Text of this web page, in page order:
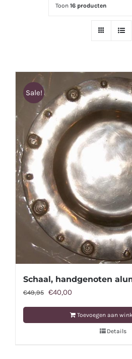
Toon16 producten
Sale!
Schaal, handgenoten
€49,95 Oorspronkelijke
prijs
€40,00
prijs
is:
Toevoegen aan
Details